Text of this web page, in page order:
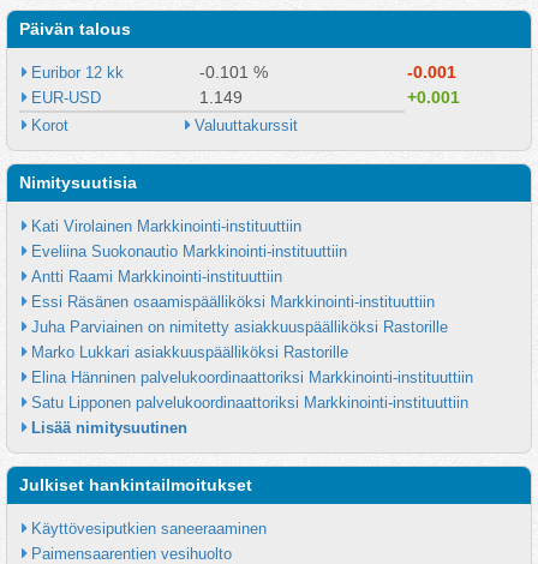
Päivän talous
Euribor 12 kk -0.101 % -0.001
EUR-USD 1.149 +0.001
Korot Valuuttakurssit
Nimitysuutisia
Kati Virolainen Markkinointi-instituuttiin
Eveliina Suokonautio Markkinointi-instituuttiin
Antti Raami Markkinointi-instituuttiin
Essi Räsänen osaamispäälliköksi Markkinointi-instituuttiin
Juha Parviainen on nimitetty asiakkuuspäälliköksi Rastorille
Marko Lukkari asiakkuuspäälliköksi Rastorille
Elina Hänninen palvelukoordinaattoriksi Markkinointi-instituuttiin
Satu Lipponen palvelukoordinaattoriksi Markkinointi-instituuttiin
Lisää nimitysuutinen
Julkiset hankintailmoitukset
Käyttövesiputkien saneeraaminen
Paimensaarentien vesihuolto